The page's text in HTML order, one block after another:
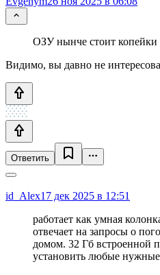
ОЗУ нынче стоит копейки
Видимо, вы давно не
Ответить
id_Alex17 дек 2025 в 12:51
работает как умная
отвечает на запросы о
домом. 32 Гб встроенной
установить любые